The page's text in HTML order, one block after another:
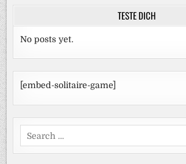
TESTE DICH
No posts yet.
[embed-solitaire-game]
Search
for: